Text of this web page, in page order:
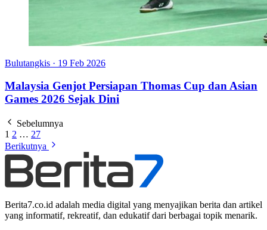
Bulutangkis · 19 Feb 2026
Malaysia Genjot Persiapan Thomas Cup dan Asian
Games 2026 Sejak Dini
Sebelumnya
1 2 … 27
Berikutnya
Berita7.co.id adalah media digital yang menyajikan berita dan artikel
yang informatif, rekreatif, dan edukatif dari berbagai topik menarik.